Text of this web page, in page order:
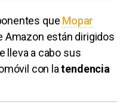
que Mopar
Amazon están dirigidos
lleva a cabo sus
con latendencia